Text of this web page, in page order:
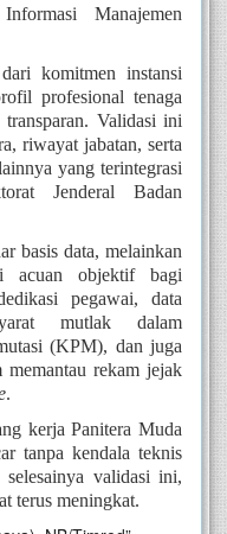
Manajemen
komitmen instansi
profesional tenaga
Validasi ini
riwayat jabatan, serta
yang terintegrasi
Jenderal Badan
basis data, melainkan
acuan objektif bagi
pegawai, data
mutlak dalam
(KPM), dan juga
memantau rekam jejak
.
kerja Panitera Muda
tanpa kendala teknis
validasi ini,
terus meningkat.